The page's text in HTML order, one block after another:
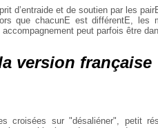
d’entraide et de soutien par les
que chacunE est différentE, les
peut parfois être
version française
croisées sur "désaliéner", petit